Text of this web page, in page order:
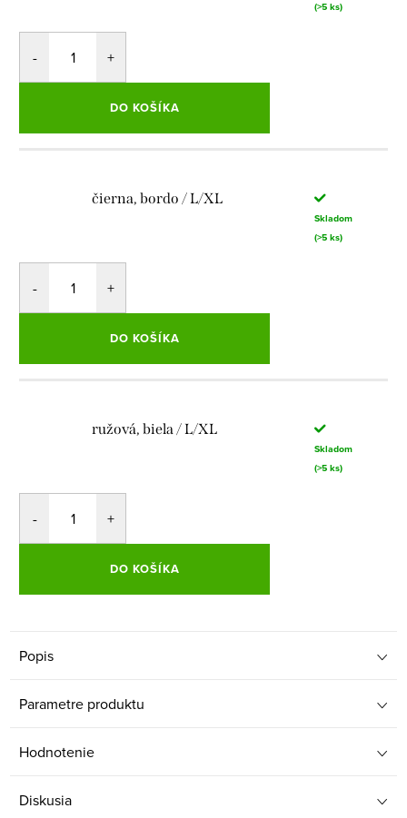
(>5 ks)
DO KOŠÍKA
čierna, bordo / L/XL
Skladom
(>5 ks)
DO KOŠÍKA
ružová, biela / L/XL
Skladom
(>5 ks)
DO KOŠÍKA
Popis
Parametre produktu
Hodnotenie
Diskusia